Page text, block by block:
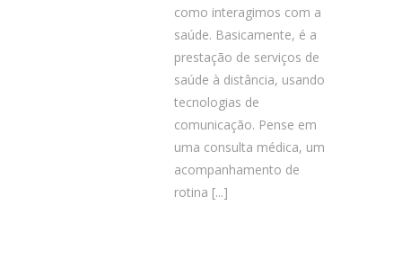
como interagimos com a
saúde. Basicamente, é a
prestação de serviços de
saúde à distância, usando
tecnologias de
comunicação. Pense em
uma consulta médica, um
acompanhamento de
rotina [...]